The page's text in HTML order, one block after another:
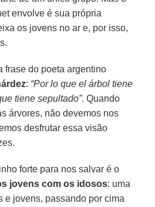
envolve é sua própria
os jovens no ar e, por isso,
frase do poeta argentino
: “Por lo que el árbol tiene
tiene sepultado”. Quando
árvores, não devemos nos
desfrutar essa visão
forte para nos salvar é o
jovens com os idosos: uma
e jovens, passando por cima